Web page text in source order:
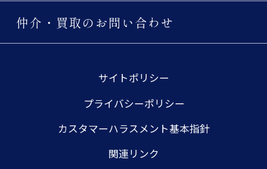
仲介・買取のお問い合わせ
サイトポリシー
プライバシーポリシー
カスタマーハラスメント基本指針
関連リンク